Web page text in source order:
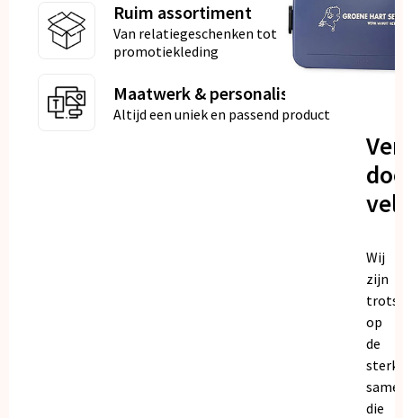
Ruim assortiment
Van relatiegeschenken tot
promotiekleding
Maatwerk & personalisatie
Altijd een uniek en passend product
Wij
zijn
trots
op
de
die